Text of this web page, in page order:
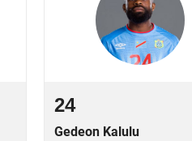
24
Gedeon Kalulu